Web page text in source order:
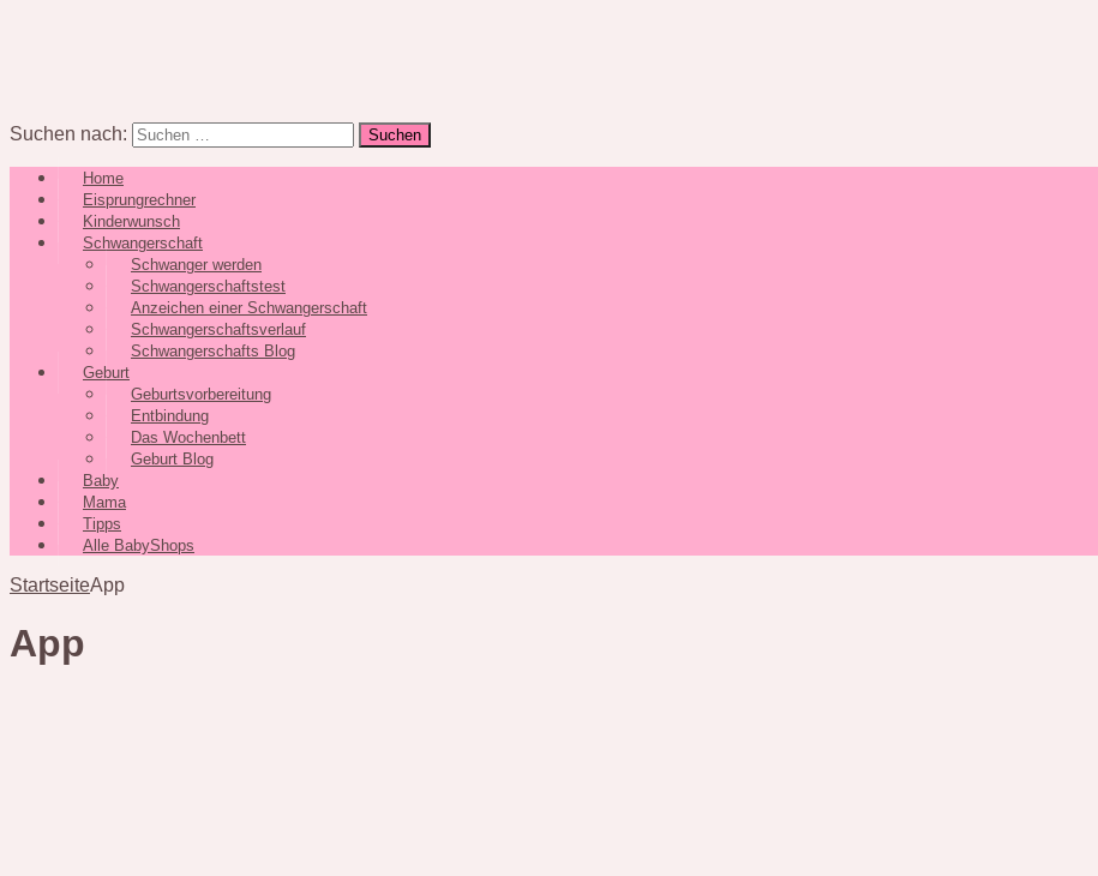
Suchen nach:
Home
Eisprungrechner
Kinderwunsch
Schwangerschaft
Schwanger werden
Schwangerschaftstest
Anzeichen einer Schwangerschaft
Schwangerschaftsverlauf
Schwangerschafts Blog
Geburt
Geburtsvorbereitung
Entbindung
Das Wochenbett
Geburt Blog
Baby
Mama
Tipps
Alle BabyShops
StartseiteApp
App